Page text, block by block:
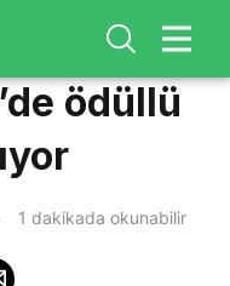
ödüllü
1 dakikada okunabilir